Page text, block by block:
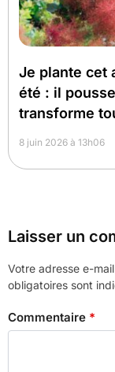
Je plante cet
été : il
transforme
8 juin 2026 à 13h06
Laisser un
Votre adresse e-
obligatoires sont
Commentaire *